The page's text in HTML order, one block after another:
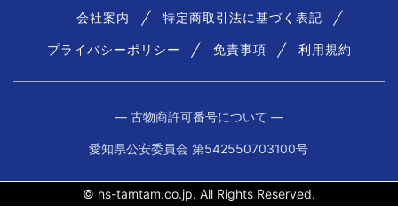
会社案内 特定商取引法に基づく表記
プライバシーポリシー 免責事項 利用規約
― 古物商許可番号について ―
愛知県公安委員会 第542550703100号
© hs-tamtam.co.jp. All Rights Reserved.